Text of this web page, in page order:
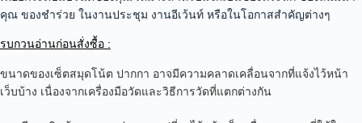
คุณ ของชำร่วย ในงานประชุม งานอีเว้นท์ หรือในโอกาสสำคัญต่างๆ
รบกวนอ่านก่อนสั่งซื้อ :
ขนาดของเซ็ตสมุดโน้ต ปากกา อาจมีความคลาดเคลื่อนจากที่แจ้งไว้หน้า
เว็บบ้าง เนื่องจากเครื่องมือวัดและวิธีการวัดที่แตกต่างกัน